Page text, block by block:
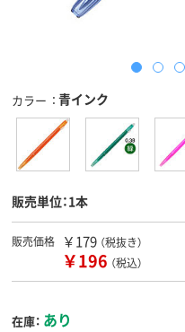
カラー 青インク
販売単位：1本
販売価格 ￥179 （税抜き）
￥196 （税込）
在庫： あり